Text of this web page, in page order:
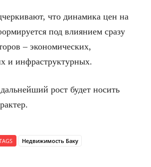
что динамика цен на
под влиянием сразу
– экономических,
и инфраструктурных.
рост будет носить
Недвижимость Баку